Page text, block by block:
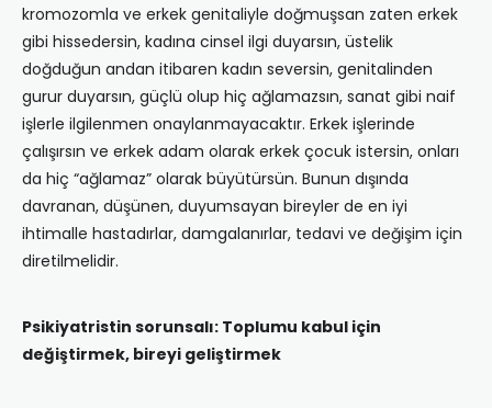
kromozomla ve erkek genitaliyle doğmuşsan zaten erkek
gibi hissedersin, kadına cinsel ilgi duyarsın, üstelik
doğduğun andan itibaren kadın seversin, genitalinden
gurur duyarsın, güçlü olup hiç ağlamazsın, sanat gibi naif
işlerle ilgilenmen onaylanmayacaktır. Erkek işlerinde
çalışırsın ve erkek adam olarak erkek çocuk istersin, onları
da hiç “ağlamaz” olarak büyütürsün. Bunun dışında
davranan, düşünen, duyumsayan bireyler de en iyi
ihtimalle hastadırlar, damgalanırlar, tedavi ve değişim için
diretilmelidir.
Psikiyatristin sorunsalı: Toplumu kabul için
değiştirmek, bireyi geliştirmek